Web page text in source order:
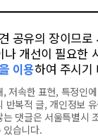
공유의 장이므
개선이 필요한
이용하여 주시기
저속한 표현, 특정인
반복적 글, 개인정보
댓글은 서울특별시
있습니다.